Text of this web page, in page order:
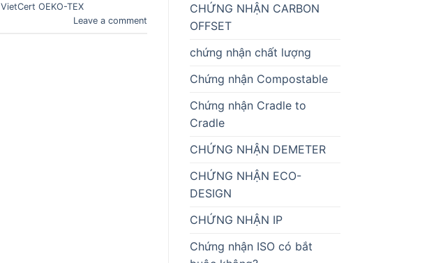
VietCert OEKO-TEX
Leave a comment
CHỨNG NHẬN CARBON
OFFSET
chứng nhận chất lượng
Chứng nhận Compostable
Chứng nhận Cradle to
Cradle
CHỨNG NHẬN DEMETER
CHỨNG NHẬN ECO-
DESIGN
CHỨNG NHẬN IP
Chứng nhận ISO có bắt